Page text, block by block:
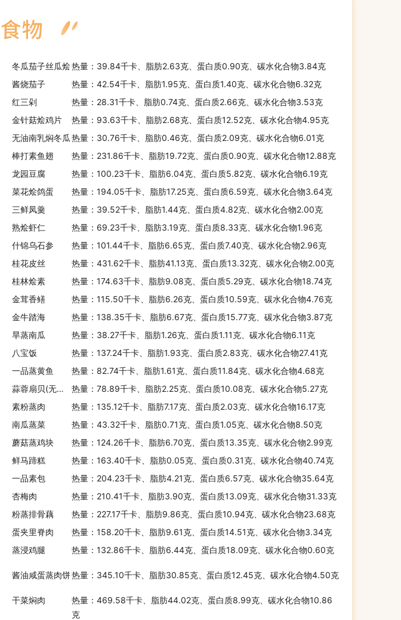
冬瓜茄子丝瓜烩热量：39.84千卡、脂肪2.63克、蛋白质0.90克、碳水化合物3.84克
酱烧茄子
热量：42.54千卡、脂肪1.95克、蛋白质1.40克、碳水化合物6.32克
红三剁
热量：28.31千卡、脂肪0.74克、蛋白质2.66克、碳水化合物3.53克
金针菇烩鸡片
热量：93.63千卡、脂肪2.68克、蛋白质12.52克、碳水化合物4.95克
无油南乳焖冬瓜 热量：30.76千卡、脂肪0.46克、蛋白质2.09克、碳水化合物6.01克
棒打素鱼翅
热量：231.86千卡、脂肪19.72克、蛋白质0.90克、碳水化合物12.88克
龙园豆腐
热量：100.23千卡、脂肪6.04克、蛋白质5.82克、碳水化合物6.19克
菜花烩鸽蛋
热量：194.05千卡、脂肪17.25克、蛋白质6.59克、碳水化合物3.64克
三鲜凤羹
热量：39.52千卡、脂肪1.44克、蛋白质4.82克、碳水化合物2.00克
熟烩虾仁
热量：69.23千卡、脂肪3.19克、蛋白质8.33克、碳水化合物1.96克
什锦乌石参
热量：101.44千卡、脂肪6.65克、蛋白质7.40克、碳水化合物2.96克
桂花皮丝
热量：431.62千卡、脂肪41.13克、蛋白质13.32克、碳水化合物2.00克
桂林烩素
热量：174.63千卡、脂肪9.08克、蛋白质5.29克、碳水化合物18.74克
金茸香鳝
热量：115.50千卡、脂肪6.26克、蛋白质10.59克、碳水化合物4.76克
金牛踏海
热量：138.35千卡、脂肪6.67克、蛋白质15.77克、碳水化合物3.87克
旱蒸南瓜
热量：38.27千卡、脂肪1.26克、蛋白质1.11克、碳水化合物6.11克
八宝饭
热量：137.24千卡、脂肪1.93克、蛋白质2.83克、碳水化合物27.41克
一品蒸黄鱼
热量：82.74千卡、脂肪1.61克、蛋白质11.84克、碳水化合物4.68克
蒜蓉扇贝(无粉丝)
热量：78.89千卡、脂肪2.25克、蛋白质10.08克、碳水化合物5.27克
素粉蒸肉
热量：135.12千卡、脂肪7.17克、蛋白质2.03克、碳水化合物16.17克
南瓜蒸菜
热量：43.32千卡、脂肪0.71克、蛋白质1.05克、碳水化合物8.50克
蘑菇蒸鸡块
热量：124.26千卡、脂肪6.70克、蛋白质13.35克、碳水化合物2.99克
鲜马蹄糕
热量：163.40千卡、脂肪0.05克、蛋白质0.31克、碳水化合物40.74克
一品素包
热量：204.23千卡、脂肪4.21克、蛋白质6.57克、碳水化合物35.64克
杏梅肉
热量：210.41千卡、脂肪3.90克、蛋白质13.09克、碳水化合物31.33克
粉蒸排骨藕
热量：227.17千卡、脂肪9.86克、蛋白质10.94克、碳水化合物23.68克
蛋夹里脊肉
热量：158.20千卡、脂肪9.61克、蛋白质14.51克、碳水化合物3.34克
蒸浸鸡腿
热量：132.86千卡、脂肪6.44克、蛋白质18.09克、碳水化合物0.60克
酱油咸蛋蒸肉饼热量：345.10千卡、脂肪30.85克、蛋白质12.45克、碳水化合物4.50克
干菜焖肉
热量：469.58千卡、脂肪44.02克、蛋白质8.99克、碳水化合物10.86
克